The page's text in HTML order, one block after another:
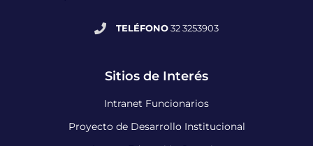
TELÉFONO32 3253903
Sitios de Interés
Intranet Funcionarios
Proyecto de Desarrollo Institucional